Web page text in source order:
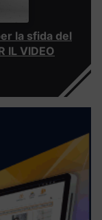
la sfida del
IL VIDEO